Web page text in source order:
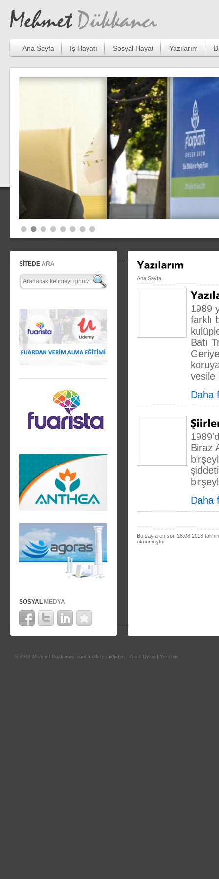
Ana Sayfa İş Hayatı Sosyal Hayat Yazılarım
SİTEDE ARA
SOSYAL MEDYA
Ana Sayfa
1989
farklı
Batı
vesile
Daha
Biraz
Daha
Bu sayfa en son 28.08.2018
okunmuştur
© 2011 Mehmet Dükkancy. Tüm haklary saklydyr. | Yasal Uyary | Yleti?im